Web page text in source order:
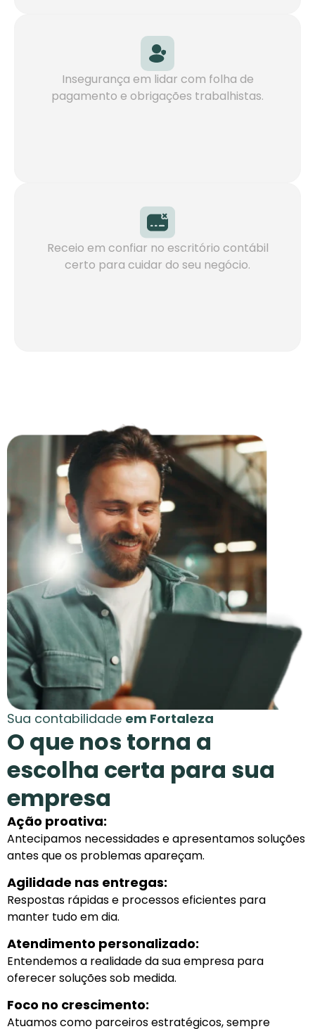
Insegurança em lidar com folha de
pagamento e obrigações trabalhistas.
Receio em confiar no escritório contábil
certo para cuidar do seu negócio.
Sua contabilidade em Fortaleza
O que nos torna a
escolha certa para sua
empresa
Ação proativa:
Antecipamos necessidades e apresentamos soluções
antes que os problemas apareçam.
Agilidade nas entregas:
Respostas rápidas e processos eficientes para
manter tudo em dia.
Atendimento personalizado:
Entendemos a realidade da sua empresa para
oferecer soluções sob medida.
Foco no crescimento:
Atuamos como parceiros estratégicos, sempre